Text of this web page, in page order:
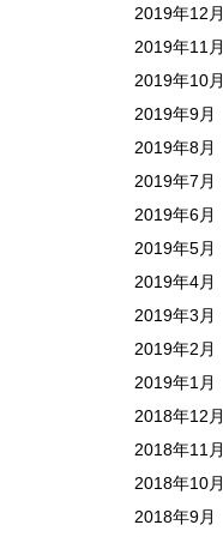
2019年12月
2019年11月
2019年10月
2019年9月
2019年8月
2019年7月
2019年6月
2019年5月
2019年4月
2019年3月
2019年2月
2019年1月
2018年12月
2018年11月
2018年10月
2018年9月